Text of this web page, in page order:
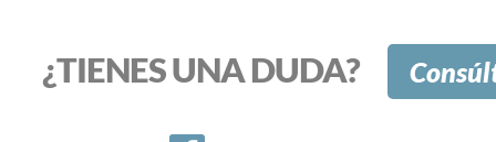
¿TIENES UNA DUDA?